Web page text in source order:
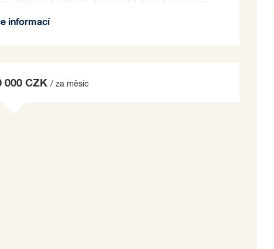
pro potřeby zásobování. Tento pozemek
Toto místo nabízí nejen strategickou polohu v
informací
000 CZK/ za měsíc